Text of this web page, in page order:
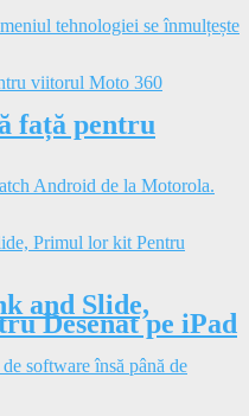
tehnologiei se înmulțește
față pentru
Android de la Motorola.
and Slide,
Desenat pe iPad
software însă până de